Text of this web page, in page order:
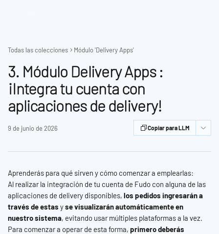
Todas las colecciones Módulo 'Delivery Apps'
3. Módulo Delivery Apps :
¡Integra tu cuenta con
aplicaciones de delivery!
9 de junio de 2026 Copiar para LLM
Aprenderás para qué sirven y cómo comenzar a emplearlas:
Al realizar la integración de tu cuenta de Fudo con alguna de las
aplicaciones de delivery disponibles, los pedidos ingresarán a
través de estas y se visualizarán automáticamente en
nuestro sistema, evitando usar múltiples plataformas a la vez.
Para comenzar a operar de esta forma, primero deberás